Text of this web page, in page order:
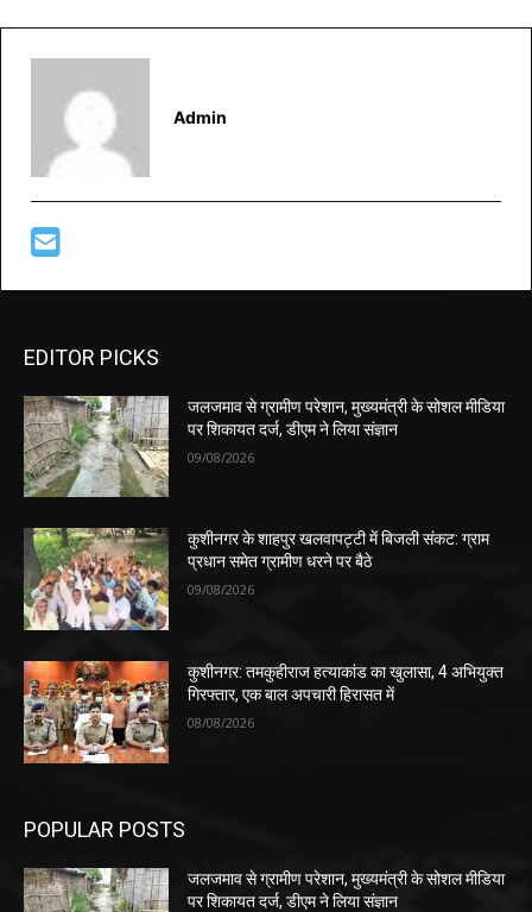
Admin
EDITOR PICKS
जलजमाव से ग्रामीण परेशान, मुख्यमंत्री के सोशल मीडिया
पर शिकायत दर्ज, डीएम ने लिया संज्ञान
09/08/2026
कुशीनगर के शाहपुर खलवापट्टी में बिजली संकट: ग्राम
प्रधान समेत ग्रामीण धरने पर बैठे
09/08/2026
कुशीनगर: तमकुहीराज हत्याकांड का खुलासा, 4 अभियुक्त
गिरफ्तार, एक बाल अपचारी हिरासत में
08/08/2026
POPULAR POSTS
जलजमाव से ग्रामीण परेशान, मुख्यमंत्री के सोशल मीडिया
पर शिकायत दर्ज, डीएम ने लिया संज्ञान